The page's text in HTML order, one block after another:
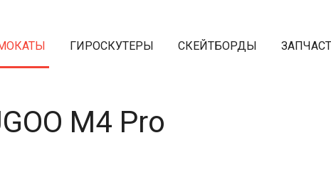
ГИРОСКУТЕРЫ СКЕЙТБОРДЫ
M4 Pro